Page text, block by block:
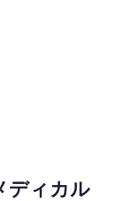
ディカル